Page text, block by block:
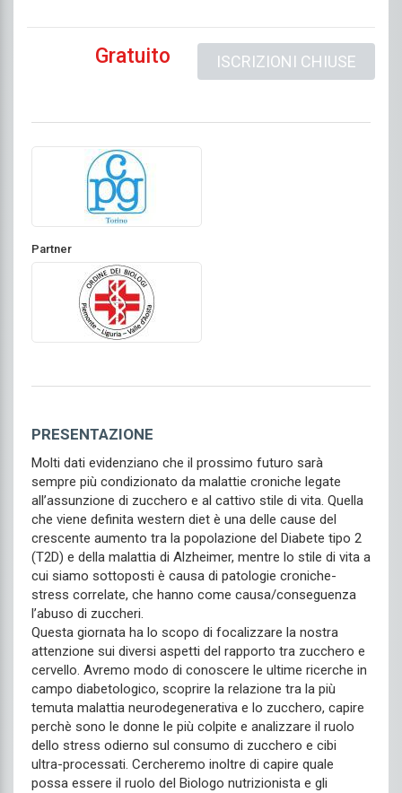
ISCRIZIONI CHIUSE
Gratuito
Partner
PRESENTAZIONE
Molti dati evidenziano che il prossimo futuro sarà
sempre più condizionato da malattie croniche legate
all’assunzione di zucchero e al cattivo stile di vita. Quella
che viene definita western diet è una delle cause del
crescente aumento tra la popolazione del Diabete tipo 2
(T2D) e della malattia di Alzheimer, mentre lo stile di vita a
cui siamo sottoposti è causa di patologie croniche-
stress correlate, che hanno come causa/conseguenza
l’abuso di zuccheri.
Questa giornata ha lo scopo di focalizzare la nostra
attenzione sui diversi aspetti del rapporto tra zucchero e
cervello. Avremo modo di conoscere le ultime ricerche in
campo diabetologico, scoprire la relazione tra la più
temuta malattia neurodegenerativa e lo zucchero, capire
perchè sono le donne le più colpite e analizzare il ruolo
dello stress odierno sul consumo di zucchero e cibi
ultra-processati. Cercheremo inoltre di capire quale
possa essere il ruolo del Biologo nutrizionista e gli